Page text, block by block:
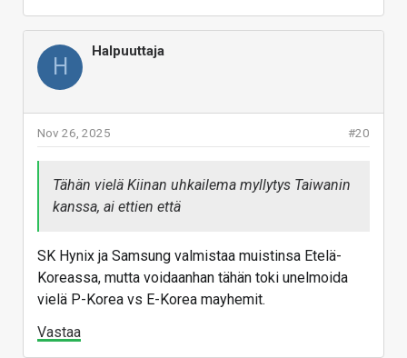
H
Halpuuttaja
#20
Nov 26, 2025
Tähän vielä Kiinan uhkailema myllytys Taiwanin
kanssa, ai ettien että
SK Hynix ja Samsung valmistaa muistinsa Etelä-
Koreassa, mutta voidaanhan tähän toki unelmoida
vielä P-Korea vs E-Korea mayhemit.
Vastaa